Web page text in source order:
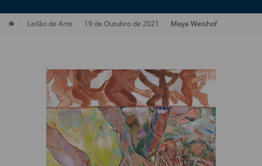
Leilão de Arte 19 de Outubro de 2021 Maya Weishof